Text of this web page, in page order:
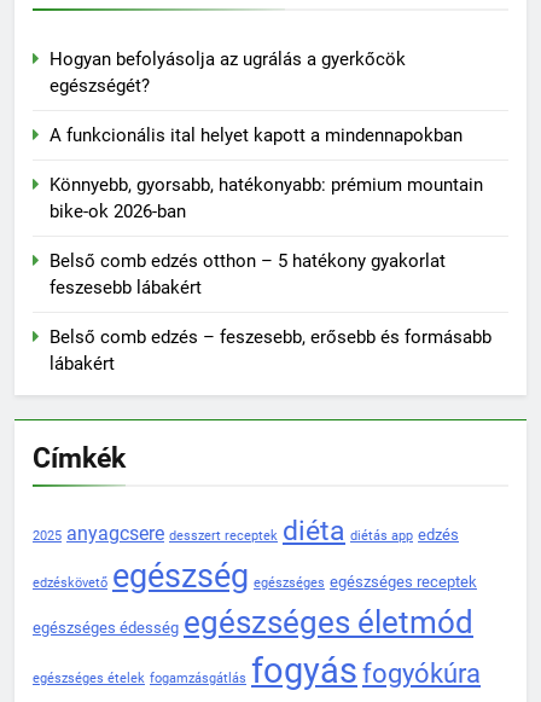
Hogyan befolyásolja az ugrálás a gyerkőcök
egészségét?
A funkcionális ital helyet kapott a mindennapokban
Könnyebb, gyorsabb, hatékonyabb: prémium mountain
bike-ok 2026-ban
Belső comb edzés otthon – 5 hatékony gyakorlat
feszesebb lábakért
Belső comb edzés – feszesebb, erősebb és formásabb
lábakért
Címkék
2025 anyagcsere desszert receptek diéta diétás app edzés
edzéskövető egészség egészséges egészséges receptek
egészséges édesség egészséges életmód
egészséges ételek fogamzásgátlás fogyás fogyókúra